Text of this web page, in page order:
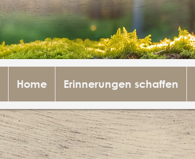
Home Erinnerungen schaffen